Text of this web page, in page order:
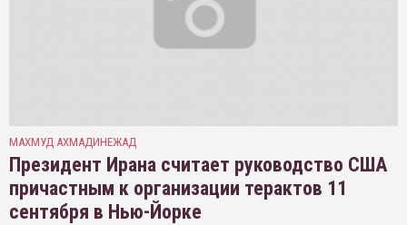
МАХМУД АХМАДИНЕЖАД
Президент Ирана считает руководство США
причастным к организации терактов 11
сентября в Нью-Йорке